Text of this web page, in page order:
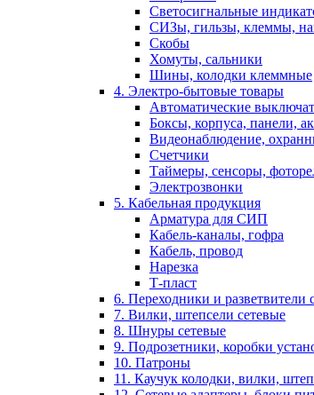
Светосигнальные
СИЗы, гильзы, клеммы,
Скобы
Хомуты, сальники
Шины, колодки клеммные
4. Электро-бытовые товары
Автоматические
Боксы, корпуса, панели,
Видеонаблюдение,
Счетчики
Таймеры, сенсоры,
Электрозвонки
5. Кабельная продукция
Арматура для СИП
Кабель-каналы, гофра
Кабель, провод
Нарезка
Т-пласт
6. Переходники и разветвители
7. Вилки, штепсели сетевые
8. Шнуры сетевые
9. Подрозетники, коробки
10. Патроны
11. Каучук колодки, вилки,